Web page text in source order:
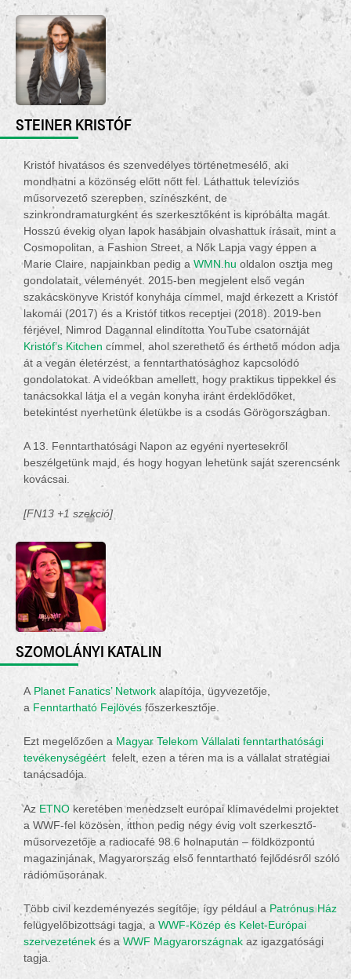
STEINER KRISTÓF
Kristóf hivatásos és szenvedélyes történetmesélő, aki
mondhatni a közönség előtt nőtt fel. Láthattuk televíziós
műsorvezető szerepben, színészként, de
szinkrondramaturgként és szerkesztőként is kipróbálta magát.
Hosszú évekig olyan lapok hasábjain olvashattuk írásait, mint a
Cosmopolitan, a Fashion Street, a Nők Lapja vagy éppen a
Marie Claire, napjainkban pedig a WMN.hu oldalon osztja meg
gondolatait, véleményét. 2015-ben megjelent első vegán
szakácskönyve Kristóf konyhája címmel, majd érkezett a Kristóf
lakomái (2017) és a Kristóf titkos receptjei (2018). 2019-ben
férjével, Nimrod Dagannal elindította YouTube csatornáját
Kristóf’s Kitchen címmel, ahol szerethető és érthető módon adja
át a vegán életérzést, a fenntarthatósághoz kapcsolódó
gondolatokat. A videókban amellett, hogy praktikus tippekkel és
tanácsokkal látja el a vegán konyha iránt érdeklődőket,
betekintést nyerhetünk életükbe is a csodás Görögországban.
A 13. Fenntarthatósági Napon az egyéni nyertesekről
beszélgetünk majd, és hogy hogyan lehetünk saját szerencsénk
kovácsai.
[FN13 +1 szekció]
SZOMOLÁNYI KATALIN
A Planet Fanatics’ Network alapítója, ügyvezetője,
a Fenntartható Fejlövésfőszerkesztője.
Ezt megelőzően a Magyar Telekom Vállalati fenntarthatósági
tevékenységéért felelt, ezen a téren ma is a vállalat stratégiai
tanácsadója.
Az ETNO keretében menedzselt európai klímavédelmi projektet
a WWF-fel közösen, itthon pedig négy évig volt szerkesztő-
műsorvezetője a radiocafé 98.6 holnapután – földközpontú
magazinjának, Magyarország első fenntartható fejlődésről szóló
rádióműsorának.
Több civil kezdeményezés segítője, így például a Patrónus Ház
felügyelőbizottsági tagja, a WWF-Közép és Kelet-Európai
szervezetének és a WWF Magyarországnak az igazgatósági
tagja.